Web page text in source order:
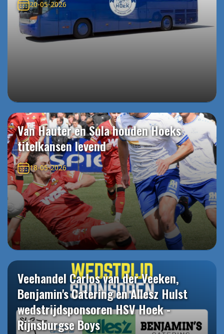
20-05-2026
Van Hauter en Sula houden Hoeks
titelkansen levend
18-05-2026
Veehandel Carlos van der Veeken,
Benjamin's Catering en Allesz Hulst
wedstrijdsponsoren HSV Hoek -
Rijnsburgse Boys